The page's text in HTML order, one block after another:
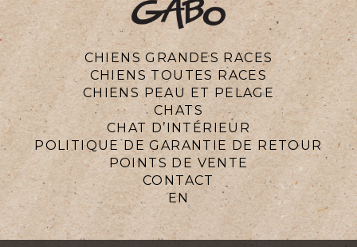
CHIENS GRANDES RACES
CHIENS TOUTES RACES
CHIENS PEAU ET PELAGE
CHATS
CHAT D’INTÉRIEUR
POLITIQUE DE GARANTIE DE RETOUR
POINTS DE VENTE
CONTACT
EN